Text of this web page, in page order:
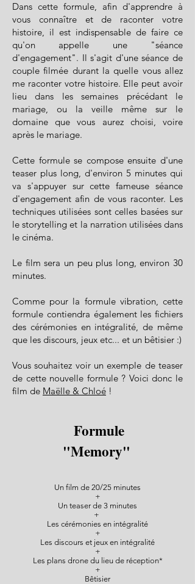
Dans cette formule, afin d'apprendre à
vous connaître et de raconter votre
histoire, il est indispensable de faire ce
qu'on appelle une "séance
d'engagement". Il s'agit d'une séance de
couple filmée durant la quelle vous allez
me raconter votre histoire. Elle peut avoir
lieu dans les semaines précédant le
mariage, ou la veille même sur le
domaine que vous aurez choisi, voire
après le mariage.
Cette formule se compose ensuite d'une
teaser plus long, d'environ 5 minutes qui
va s'appuyer sur cette fameuse séance
d'engagement afin de vous raconter. Les
techniques utilisées sont celles basées sur
le storytelling et la narration utilisées dans
le cinéma.
Le film sera un peu plus long, environ 30
minutes.
Comme pour la formule vibration, cette
formule contiendra également les fichiers
des cérémonies en intégralité, de même
que les discours, jeux etc... et un bêtisier :)
Vous souhaitez voir un exemple de teaser
de cette nouvelle formule ? Voici donc le
film de Maëlle & Chloé !
Formule
"Memory"
Un film de 20/25 minutes
+
Un teaser de 3 minutes
+
Les cérémonies en intégralité
+
Les discours et jeux en intégralité
+
Les plans drone du lieu de réception*
+
Bêtisier